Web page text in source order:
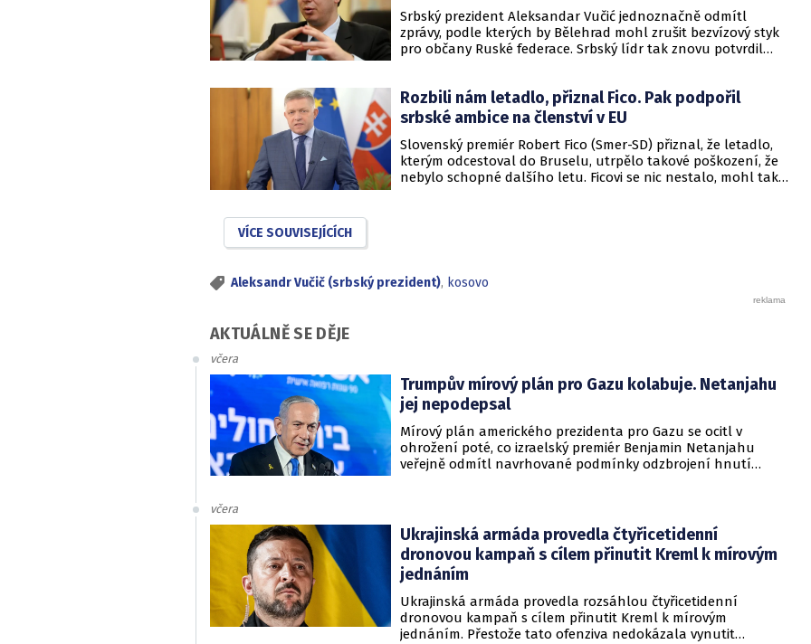
Srbský prezident Aleksandar Vučić jednoznačně odmítl
zprávy, podle kterých by Bělehrad mohl zrušit bezvízový styk
pro občany Ruské federace. Srbský lídr tak znovu potvrdil
Rozbili nám letadlo, přiznal Fico. Pak podpořil
srbské ambice na členství v EU
Slovenský premiér Robert Fico (Smer-SD) přiznal, že letadlo,
kterým odcestoval do Bruselu, utrpělo takové poškození, že
nebylo schopné dalšího letu. Ficovi se nic nestalo, mohl tak
VÍCE SOUVISEJÍCÍCH
Aleksandr Vučič (srbský prezident), kosovo
AKTUÁLNĚ SE DĚJE
včera
Trumpův mírový plán pro Gazu kolabuje. Netanjahu
jej nepodepsal
Mírový plán amerického prezidenta pro Gazu se ocitl v
ohrožení poté, co izraelský premiér Benjamin Netanjahu
veřejně odmítl navrhované podmínky odzbrojení hnutí
včera
Ukrajinská armáda provedla čtyřicetidenní
dronovou kampaň s cílem přinutit Kreml k mírovým
jednáním
Ukrajinská armáda provedla rozsáhlou čtyřicetidenní
dronovou kampaň s cílem přinutit Kreml k mírovým
jednáním. Přestože tato ofenziva nedokázala vynutit